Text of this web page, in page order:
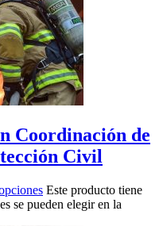
Coordinación de
Civil
Este producto tiene
se pueden elegir en la